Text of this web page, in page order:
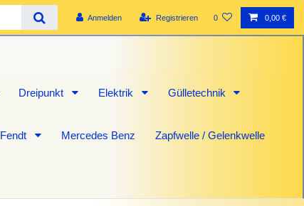
Anmelden Registrieren 0 0,00 €
Dreipunkt Elektrik Gülletechnik
Fendt Mercedes Benz Zapfwelle / Gelenkwelle